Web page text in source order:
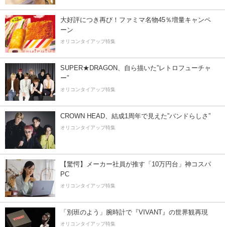
大好評につき再び！ファミマ名物45％増量キャンペ
ーン
オリコンタイアップ特集
SUPER★DRAGON、自ら描いた”レトロフューチャ
ー”
オリコンタイアップ特集
CROWN HEAD、結成1周年で見えた”バンドらしさ”
オリコンタイアップ特集
【驚愕】メーカー社員が推す「10万円台」神コスパ
PC
オリコンタイアップ特集
「別班のよう」腕時計で『VIVANT』の世界観再現
オリコンタイアップ特集